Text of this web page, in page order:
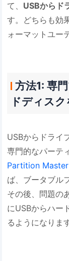
て、 USBからド
す。どちらも効
ォーマットユー
方法1: 専
ドディス
USBからドライ
専門的なパーテ
Partition Master
ば、ブータブル
その後、問題の
にUSBからハー
るようになりま